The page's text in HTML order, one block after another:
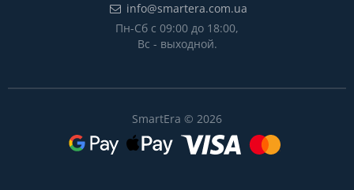
info@smartera.com.ua
Пн-Сб с 09:00 до 18:00,
Вс - выходной.
SmartEra © 2026